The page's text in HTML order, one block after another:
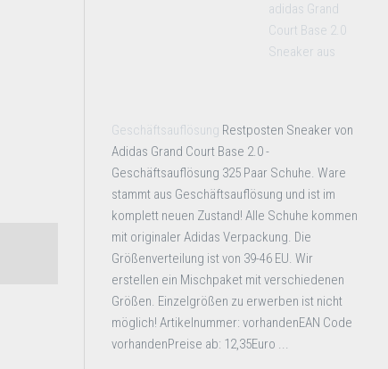
adidas Grand
Court Base 2.0
Sneaker aus
Geschäftsauflösung Restposten Sneaker von
Adidas Grand Court Base 2.0 -
Geschäftsauflösung 325 Paar Schuhe. Ware
stammt aus Geschäftsauflösung und ist im
komplett neuen Zustand! Alle Schuhe kommen
mit originaler Adidas Verpackung. Die
Größenverteilung ist von 39-46 EU. Wir
erstellen ein Mischpaket mit verschiedenen
Größen. Einzelgrößen zu erwerben ist nicht
möglich! Artikelnummer: vorhandenEAN Code
vorhandenPreise ab: 12,35Euro ...